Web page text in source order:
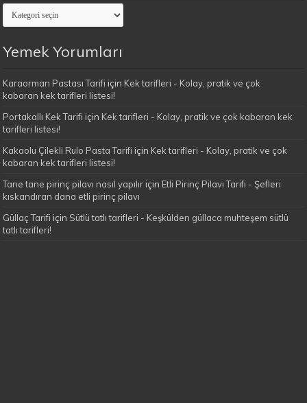
Evimin
Yemekleri
Kategoriler
Yemek Yorumları
Karaorman Pastası Tarifi için Kek tarifleri - Kolay, pratik ve çok
kabaran kek tarifleri listesi!
Portakallı Kek Tarifi için Kek tarifleri - Kolay, pratik ve çok kabaran kek
tarifleri listesi!
Kakaolu Çilekli Rulo Pasta Tarifi için Kek tarifleri - Kolay, pratik ve çok
kabaran kek tarifleri listesi!
Tane tane pirinç pilavı nasıl yapılır için Etli Pirinç Pilavı Tarifi - Şefleri
kıskandıran dana etli pirinç pilavı
Güllaç Tarifi için Sütlü tatlı tarifleri - Keşkülden güllaca muhteşem sütlü
tatlı tarifleri!